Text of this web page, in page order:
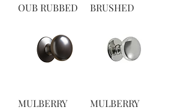
OUB RUBBED
BRUSHED
MULBERRY
MULBERRY